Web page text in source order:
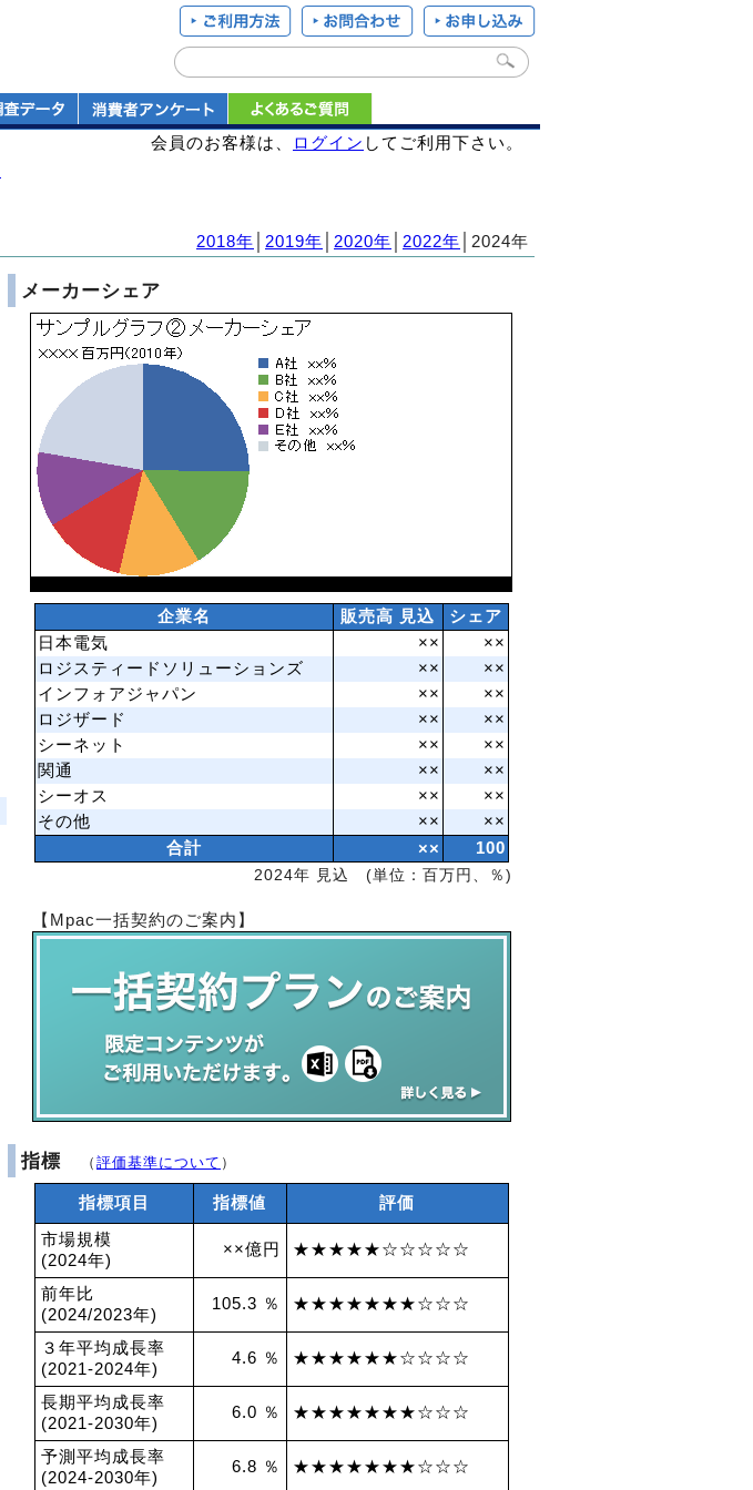
会員のお客様は、 ログイン してご利用下さい。
2018年 2019年 2020年 2022年 │2024年
メーカーシェア
企業名 販売高 見込
シェア
日本電気
××
××
ロジスティードソリューションズ
××
××
インフォアジャパン
××
××
ロジザード
××
××
シーネット
××
××
関通
××
××
シーオス
××
××
その他
××
××
合計
××
100
2024年 見込 (単位：百万円、％)
【Mpac一括契約のご案内】
指標 （ 評価基準について ）
指標項目 指標値 評価
市場規模
(2024年)
××億円 ★★★★★☆☆☆☆☆
前年比
(2024/2023年)
105.3 ％ ★★★★★★★☆☆☆
３年平均成長率
(2021-2024年)
4.6 ％ ★★★★★★☆☆☆☆
長期平均成長率
(2021-2030年)
6.0 ％ ★★★★★★★☆☆☆
予測平均成長率
(2024-2030年)
6.8 ％ ★★★★★★★☆☆☆